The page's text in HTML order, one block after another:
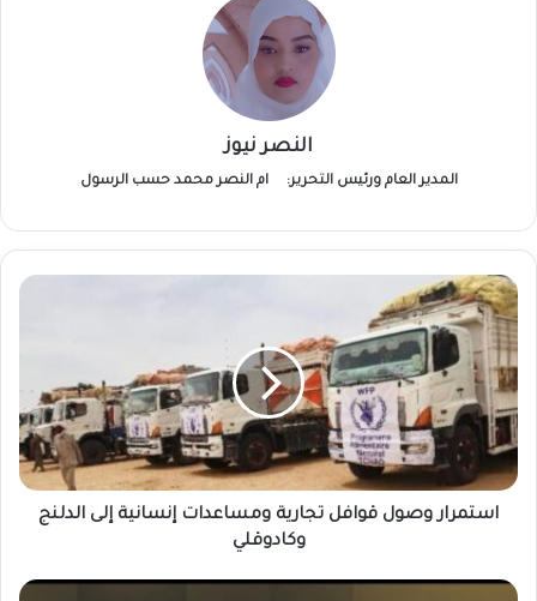
النصر نيوز
المدير العام ورئيس التحرير: ام النصر محمد حسب الرسول
استمرار
وصول
قوافل
تجارية
ومساعدات
إنسانية
إلى
الدلنج
وكادوقلي
استمرار وصول قوافل تجارية ومساعدات إنسانية إلى الدلنج
وكادوقلي
«السيادي»